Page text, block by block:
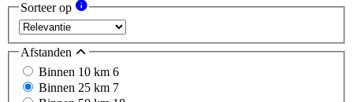
Sorteer op
Afstanden
Binnen 10 km 6
Binnen 25 km 7